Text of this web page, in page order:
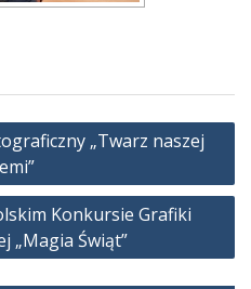
„Twarz naszej
Konkursie Grafiki
„Magia Świąt”